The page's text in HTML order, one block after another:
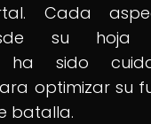
Cada
su hoja
ha sido
optimizar su
batalla.